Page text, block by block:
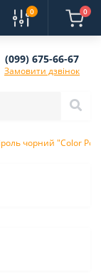
0 0
(099) 675-66-67
Замовити дзвінок
чорний "Color